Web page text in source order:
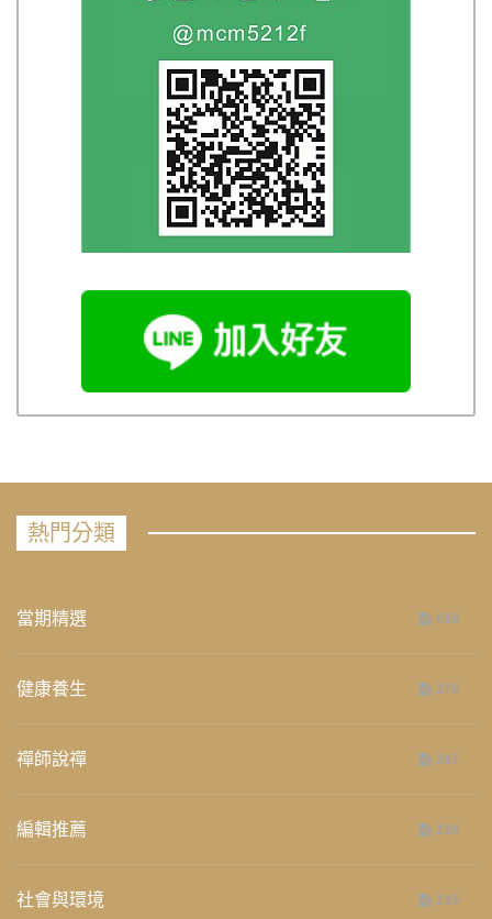
熱門分類
當期精選 658
健康養生 276
禪師說禪 267
編輯推薦 236
社會與環境 235